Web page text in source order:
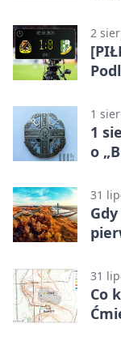
2
1
1
o
31
31
Co